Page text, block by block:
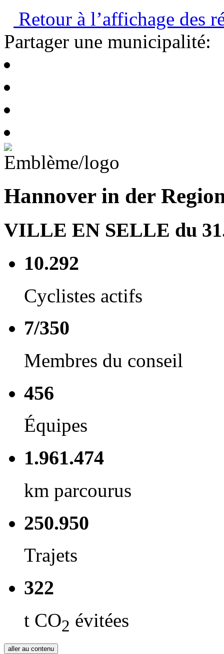
Retour à l’affichage des
Partager une municipalité:
Hannover in der
VILLE EN SELLE du
10.292
Cyclistes actifs
7/350
Membres du conseil
456
Équipes
1.961.474
km parcourus
250.950
Trajets
322
t CO2 évitées
aller au contenu